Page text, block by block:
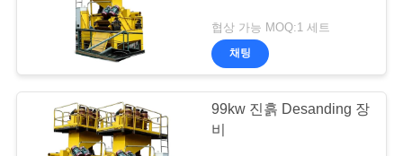
협상 가능 MOQ:1 세트
채팅
99kw 진흙 Desanding 장
비